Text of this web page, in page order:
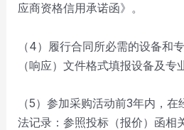
应商资格信用承诺函》。
（4）履行合同所必需的设备和
（响应）文件格式填报设备及专
（5）参加采购活动前3年内，
法记录：参照投标（报价）函相